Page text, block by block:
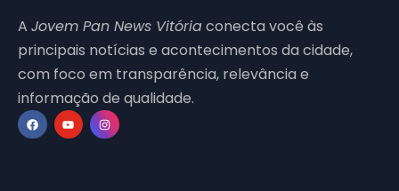
A Jovem Pan News Vitóriaconecta você às
principais notícias e acontecimentos da cidade,
com foco em transparência, relevância e
informação de qualidade.